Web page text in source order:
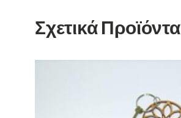
Σχετικά Προϊόντα